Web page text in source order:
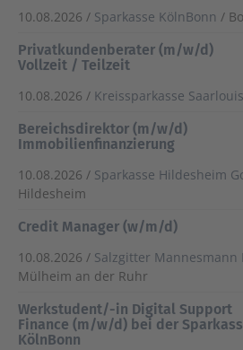
10.08.2026 / Sparkasse KölnBonn /
Privatkundenberater (m/w/d)
Vollzeit / Teilzeit
10.08.2026 / Kreissparkasse Saarlouis
Bereichsdirektor (m/w/d)
Immobilienfinanzierung
10.08.2026 / Sparkasse Hildesheim
Hildesheim
Credit Manager (w/m/d)
10.08.2026 / Salzgitter Mannesmann
Mülheim an der Ruhr
Werkstudent/-in Digital Support
Finance (m/w/d) bei der
KölnBonn